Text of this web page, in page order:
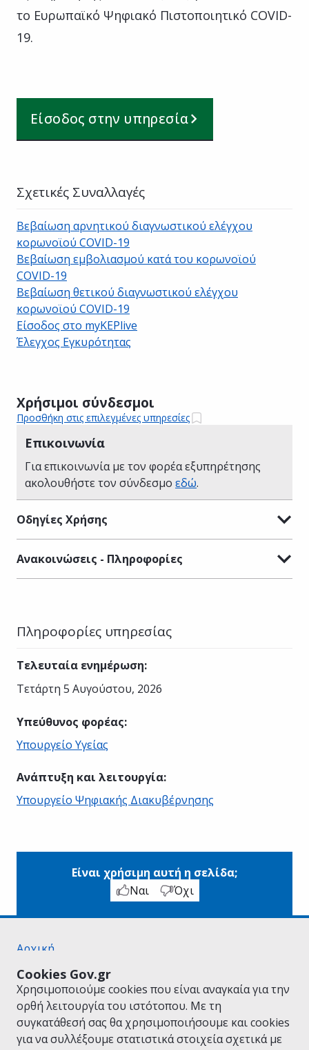
Cookies Gov.gr
Χρησιμοποιούμε cookies που είναι αναγκαία για την
ορθή λειτουργία του ιστότοπου. Με τη
συγκατάθεσή σας θα χρησιμοποιήσουμε και cookies
για να συλλέξουμε στατιστικά στοιχεία σχετικά με
το Ευρωπαϊκό Ψηφιακό Πιστοποιητικό COVID-
19.
Είσοδος στην υπηρεσία
Χρήσιμοι σύνδεσμοι
Προσθήκη στις επιλεγμένες υπηρεσίες
Επικοινωνία
Για επικοινωνία με τον φορέα εξυπηρέτησης
ακολουθήστε τον σύνδεσμο εδώ.
Οδηγίες Χρήσης
Ανακοινώσεις - Πληροφορίες
Σχετικές Συναλλαγές
Βεβαίωση αρνητικού διαγνωστικού ελέγχου
κορωνοϊού COVID-19
Βεβαίωση εμβολιασμού κατά του κορωνοϊού
COVID-19
Βεβαίωση θετικού διαγνωστικού ελέγχου
κορωνοϊού COVID-19
Είσοδος στο myKEPlive
Έλεγχος Εγκυρότητας
Πληροφορίες υπηρεσίας
Τελευταία ενημέρωση:
Τετάρτη 5 Αυγούστου, 2026
Υπεύθυνος φορέας:
Υπουργείο Υγείας
Ανάπτυξη και λειτουργία:
Υπουργείο Ψηφιακής Διακυβέρνησης
Είναι χρήσιμη αυτή η σελίδα;
Ναι
Όχι
Αρχική
Όροι Χρήσης
Πολιτική Απορρήτου
Δήλωση προσβασιμότητας
Πολιτική cookies